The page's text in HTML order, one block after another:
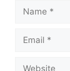
Name
Email
Website